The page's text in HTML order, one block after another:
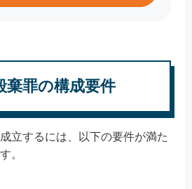
棄罪の構成要件
立するには、以下の要件が満た
。